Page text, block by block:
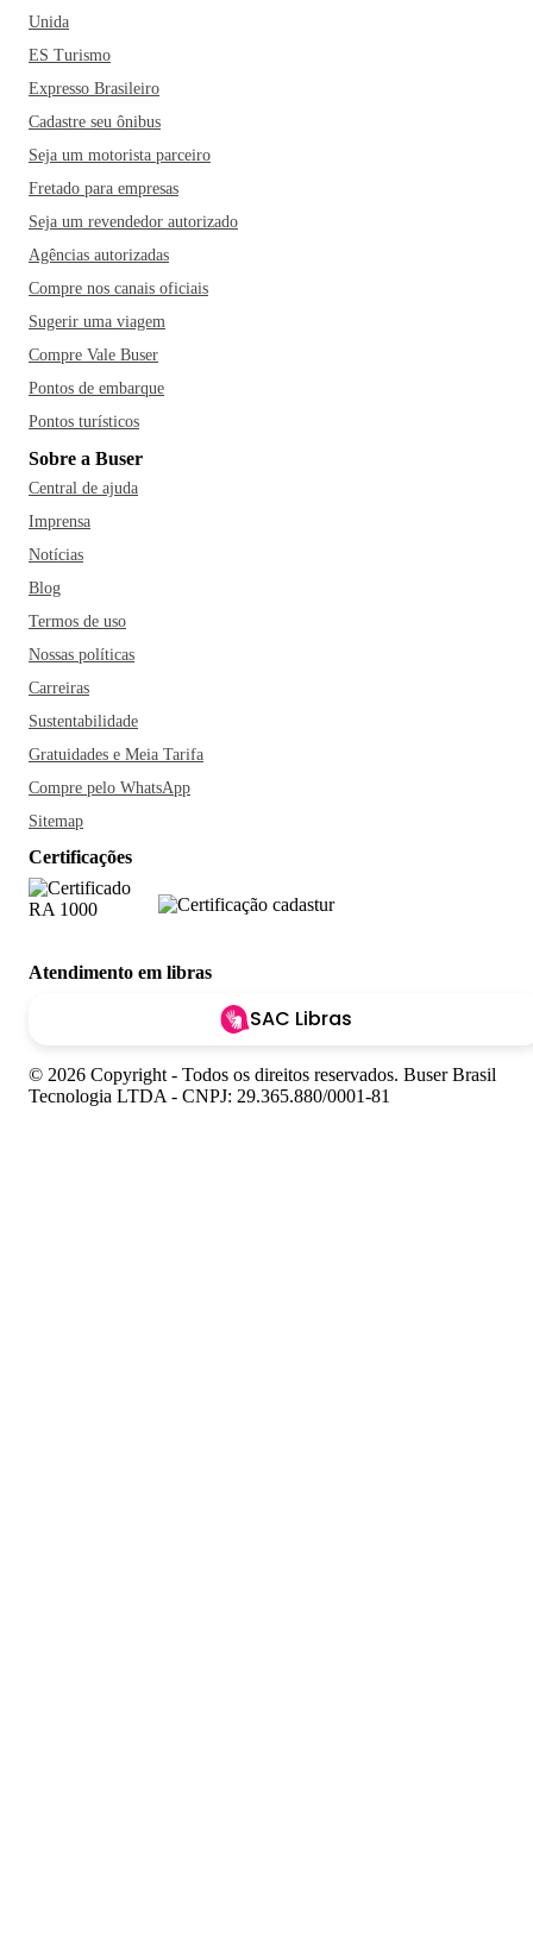
Unida
ES Turismo
Expresso Brasileiro
Cadastre seu ônibus
Seja um motorista parceiro
Fretado para empresas
Seja um revendedor autorizado
Agências autorizadas
Compre nos canais oficiais
Sugerir uma viagem
Compre Vale Buser
Pontos de embarque
Pontos turísticos
Sobre a Buser
Central de ajuda
Imprensa
Notícias
Blog
Termos de uso
Nossas políticas
Carreiras
Sustentabilidade
Gratuidades e Meia Tarifa
Compre pelo WhatsApp
Sitemap
Certificações
Atendimento em libras
SAC Libras
© 2026 Copyright - Todos os direitos reservados. Buser Brasil
Tecnologia LTDA - CNPJ: 29.365.880/0001-81